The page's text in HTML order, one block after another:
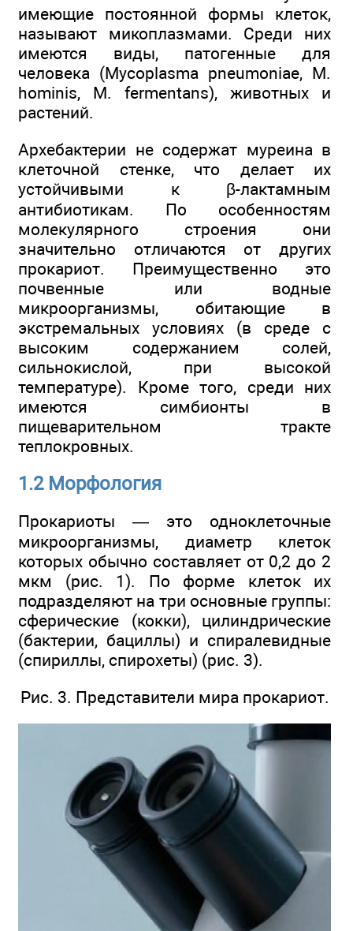
имеющие постоянной формы клеток,
называют микоплазмами. Среди них
имеются виды, патогенные для
человека (Mycoplasma pneumoniae, M.
hominis, M. fermentans), животных и
растений.
Архебактерии не содержат муреина в
клеточной стенке, что делает их
устойчивыми к β-лактамным
антибиотикам. По особенностям
молекулярного строения они
значительно отличаются от других
прокариот. Преимущественно это
почвенные или водные
микроорганизмы, обитающие в
экстремальных условиях (в среде с
высоким содержанием солей,
сильнокислой, при высокой
температуре). Кроме того, среди них
имеются симбионты в
пищеварительном тракте
теплокровных.
1.2 Морфология
Прокариоты — это одноклеточные
микроорганизмы, диаметр клеток
которых обычно составляет от 0,2 до 2
мкм (рис. 1). По форме клеток их
подразделяют на три основные группы:
сферические (кокки), цилиндрические
(бактерии, бациллы) и спиралевидные
(спириллы, спирохеты) (рис. 3).
Рис. 3. Представители мира прокариот.